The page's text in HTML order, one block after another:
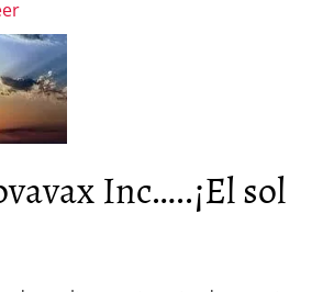
Inc…..¡El sol